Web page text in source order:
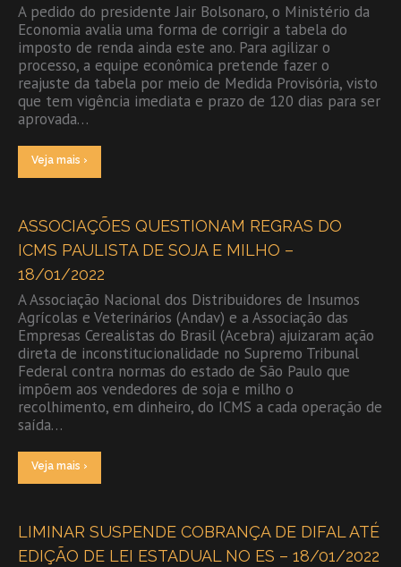
A pedido do presidente Jair Bolsonaro, o Ministério da
Economia avalia uma forma de corrigir a tabela do
imposto de renda ainda este ano. Para agilizar o
processo, a equipe econômica pretende fazer o
reajuste da tabela por meio de Medida Provisória, visto
que tem vigência imediata e prazo de 120 dias para ser
aprovada…
Veja mais ›
ASSOCIAÇÕES QUESTIONAM REGRAS DO
ICMS PAULISTA DE SOJA E MILHO –
18/01/2022
A Associação Nacional dos Distribuidores de Insumos
Agrícolas e Veterinários (Andav) e a Associação das
Empresas Cerealistas do Brasil (Acebra) ajuizaram ação
direta de inconstitucionalidade no Supremo Tribunal
Federal contra normas do estado de São Paulo que
impõem aos vendedores de soja e milho o
recolhimento, em dinheiro, do ICMS a cada operação de
saída…
Veja mais ›
LIMINAR SUSPENDE COBRANÇA DE DIFAL ATÉ
EDIÇÃO DE LEI ESTADUAL NO ES – 18/01/2022